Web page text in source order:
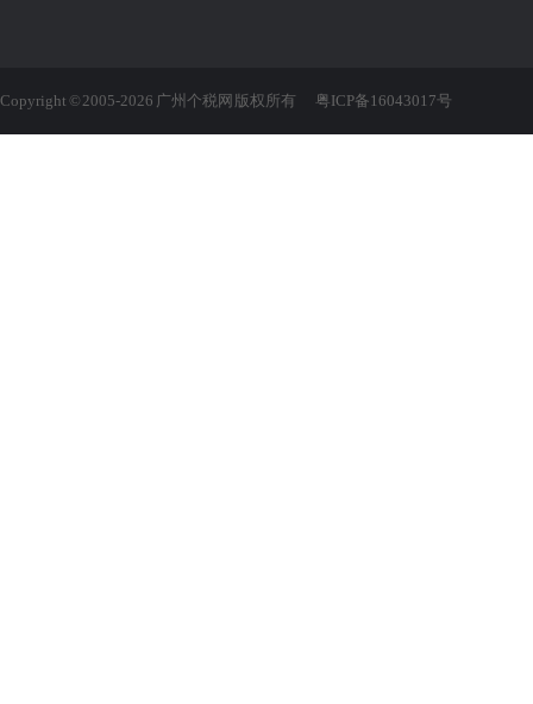
Copyright © 2005-2026 广州个税网 版权所有 粤ICP备16043017号